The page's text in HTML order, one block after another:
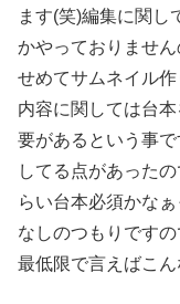
ます(笑)編集に関し
かやっておりません
せめてサムネイル
内容に関しては台
要があるという事
してる点があった
らい台本必須かな
なしのつもりですの
最低限で言えばこん